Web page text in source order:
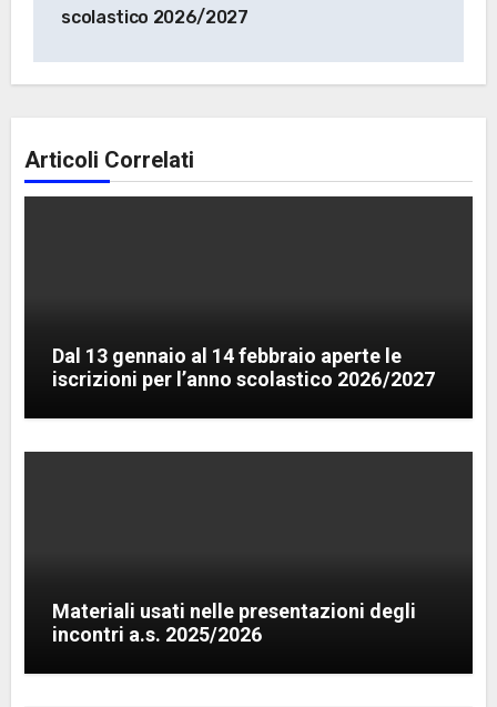
scolastico 2026/2027
Articoli Correlati
Dal 13 gennaio al 14 febbraio aperte le
iscrizioni per l’anno scolastico 2026/2027
Materiali usati nelle presentazioni degli
incontri a.s. 2025/2026